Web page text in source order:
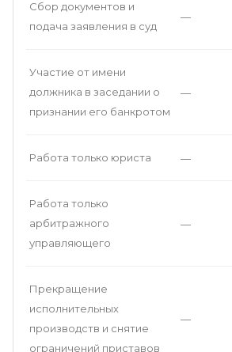
Сбор документов и
подача заявления в суд
—
Участие от имени
должника в заседании о
признании его банкротом
—
Работа только юриста —
Работа только
арбитражного
управляющего
—
Прекращение
исполнительных
производств и снятие
ограничений приставов
—